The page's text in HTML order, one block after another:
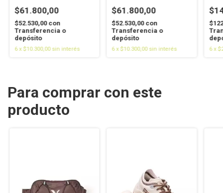
$61.800,00
$52.530,00 con
Transferencia o
depósito
6 x$10.300,00 sin interés
$61.800,00
$52.530,00 con
Transferencia o
depósito
6 x$10.300,00 sin interés 6 x
Para comprar con este
producto